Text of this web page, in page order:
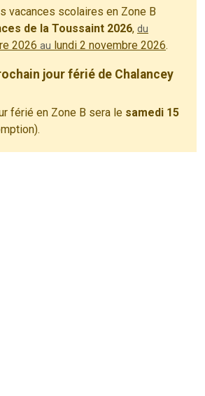
vacances scolaires en Zone B
de la Toussaint 2026, du
2026 au lundi 2 novembre 2026.
jour férié de Chalancey
férié en Zone B sera le samedi 15